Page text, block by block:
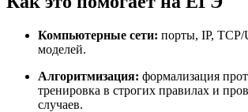
Компьютерные сети: порты, IP,
моделей.
Алгоритмизация: формализация
тренировка в строгих правилах и
случаев.